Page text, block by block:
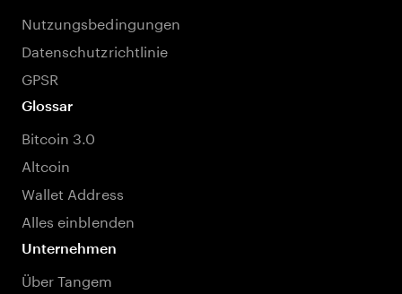
Nutzungsbedingungen
Datenschutzrichtlinie
GPSR
Glossar
Bitcoin 3.0
Altcoin
Wallet Address
Alles einblenden
Unternehmen
Über Tangem